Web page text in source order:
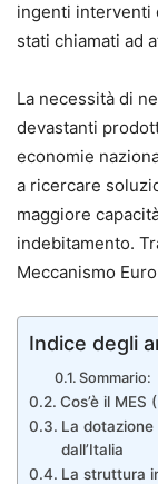
ingenti interventi
stati chiamati ad
La necessità di
devastanti
economie
a ricercare
maggiore
indebitamento.
Meccanismo
Indice degli
Sommario:
Cos’è il
La
dall’Italia
La struttura